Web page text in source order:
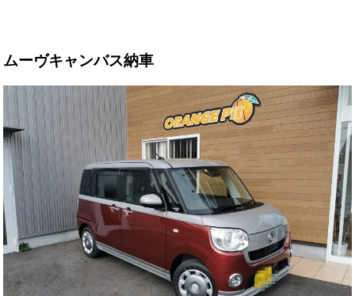
ムーヴキャンバス納車